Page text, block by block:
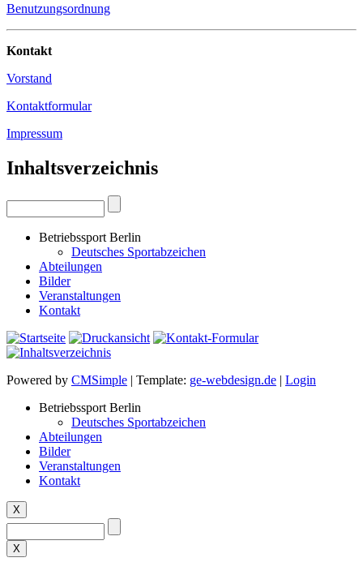
Benutzungsordnung
Kontakt
Vorstand
Kontaktformular
Impressum
Inhaltsverzeichnis
Betriebssport Berlin
Deutsches Sportabzeichen
Abteilungen
Bilder
Veranstaltungen
Kontakt
Powered by CMSimple | Template: ge-webdesign.de | Login
Betriebssport Berlin
Deutsches Sportabzeichen
Abteilungen
Bilder
Veranstaltungen
Kontakt
X
X